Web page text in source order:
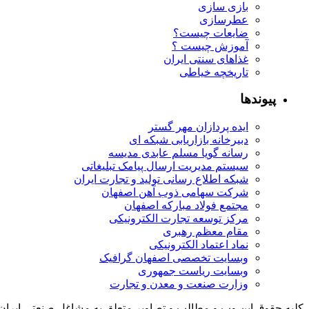
بازی سازی
عطرسازی
ضایعات چیست؟
آموزش چیست ؟
غذاهای سنتی ایران
تاریخچه خیاطی
پیوندها
ایده پردازان مهر گستر
دبیرخانه بازاریابی شبکه ای
رسانه گویا مسلم عابدی مدیسه
سیستم مدیریت ارسال پیامک تبلیغاتی
شبکه اطلاع رسانی تولید و تجارت ایران
شرکت سهامی ذوب آهن اصفهان
مجتمع فولاد مبارکه اصفهان
مرکز توسعه تجارت الکترونیکی
مقام معظم رهبری
نماد اعتماد الکترونیکی
وبسایت تخصصی اصفهان گرافیک
وبسایت ریاست جمهوری
وزارت صنعت و معدن و تجارت